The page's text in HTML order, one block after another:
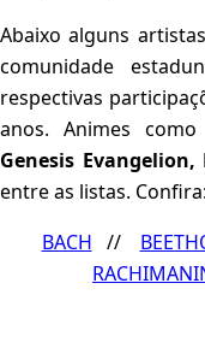
Abaixo alguns
comunidade
respectivas
anos. Animes como
Genesis
entre as listas. Confira:
BACH //